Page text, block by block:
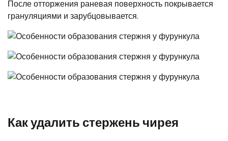
После отторжения раневая поверхность покрывается
грануляциями и зарубцовывается.
Как удалить стержень чирея